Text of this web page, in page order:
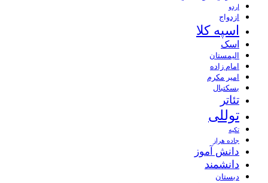
اردو
ازدواج
اسپه کلا
اسک
الیمستان
امام زاده
امیر مکرم
بسکتبال
تئاتر
توللی
تکیه
جاده هراز
دانش آموز
دانشمند
دبستان